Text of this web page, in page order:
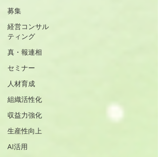
募集
経営コンサル
ティング
真・報連相
セミナー
人材育成
組織活性化
収益力強化
生産性向上
AI活用